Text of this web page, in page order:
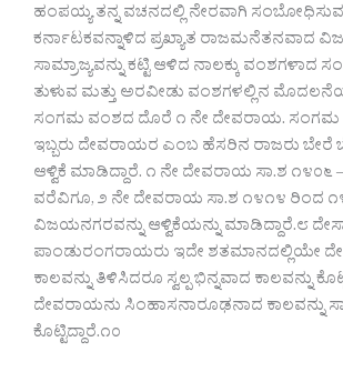
ಹಂಪಯ್ಯ ತನ್ನ ವಚನದಲ್ಲಿ ನೇರವಾಗಿ
ಕರ್ನಾಟಕವನ್ನಾಳಿದ ಪ್ರಖ್ಯಾತ ರಾಜಮನೆತನವಾದ
ಸಾಮ್ರಾಜ್ಯವನ್ನು ಕಟ್ಟಿ ಆಳಿದ ನಾಲಕ್ಕು ವಂಶಗಳಾದ
ತುಳುವ ಮತ್ತು ಅರವೀಡು ವಂಶಗಳಲ್ಲಿನ
ಸಂಗಮ ವಂಶದ ದೊರೆ ೧ ನೇ ದೇವರಾಯ.
ಇಬ್ಬರು ದೇವರಾಯರ ಎಂಬ ಹೆಸರಿನ ರಾಜರು ಬೇರೆ
ಆಳ್ವಿಕೆ ಮಾಡಿದ್ದಾರೆ. ೧ ನೇ ದೇವರಾಯ ಸಾ.ಶ ೧೪೦೬
ವರೆವಿಗೂ, ೨ ನೇ ದೇವರಾಯ ಸಾ.ಶ ೧೪೧೪ ರಿಂದ
ವಿಜಯನಗರವನ್ನು ಆಳ್ವಿಕೆಯನ್ನು ಮಾಡಿದ್ದಾರೆ.೮
ಪಾಂಡುರಂಗರಾಯರು ಇದೇ ಶತಮಾನದಲ್ಲಿಯೇ
ಕಾಲವನ್ನು ತಿಳಿಸಿದರೂ ಸ್ವಲ್ಪ ಭಿನ್ನವಾದ ಕಾಲವನ್ನು
ದೇವರಾಯನು ಸಿಂಹಾಸನಾರೂಢನಾದ ಕಾಲವನ್ನು
ಕೊಟ್ಟಿದ್ದಾರೆ.೧೦